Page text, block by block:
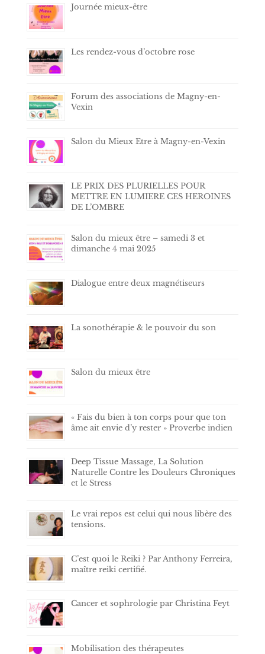
Journée mieux-être
Les rendez-vous d’octobre rose
Forum des associations de Magny-en-
Vexin
Salon du Mieux Etre à Magny-en-Vexin
LE PRIX DES PLURIELLES POUR
METTRE EN LUMIERE CES HEROINES
DE L’OMBRE
Salon du mieux être – samedi 3 et
dimanche 4 mai 2025
Dialogue entre deux magnétiseurs
La sonothérapie & le pouvoir du son
Salon du mieux être
« Fais du bien à ton corps pour que ton
âme ait envie d’y rester » Proverbe indien
Deep Tissue Massage, La Solution
Naturelle Contre les Douleurs Chroniques
et le Stress
Le vrai repos est celui qui nous libère des
tensions.
C’est quoi le Reiki ? Par Anthony Ferreira,
maître reiki certifié.
Cancer et sophrologie par Christina Feyt
Mobilisation des thérapeutes